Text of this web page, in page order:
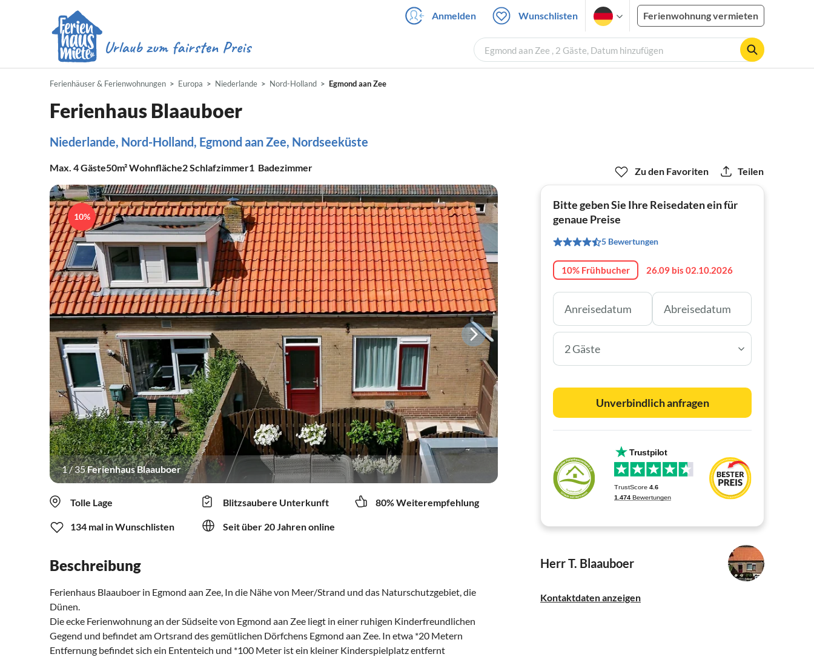
Anmelden Wunschlisten Ferienwohnung vermieten
Egmond aan Zee , 2 Gäste, Datum hinzufügen
Ferienhäuser & Ferienwohnungen Europa Niederlande Nord-Holland Egmond aan Zee
Ferienhaus Blaauboer
Niederlande, Nord-Holland, Egmond aan Zee, Nordseeküste
Max. 4Gäste50m²Wohnfläche2Schlafzimmer1 Badezimmer
1/35Ferienhaus Blaauboer
10%
Tolle Lage Blitzsaubere Unterkunft 80% Weiterempfehlung
134 mal in Wunschlisten Seit über 20 Jahren online
Beschreibung
Ferienhaus Blaauboer in Egmond aan Zee, In die Nähe von Meer/Strand und das Naturschutzgebiet, die
Dünen.
Die ecke Ferienwohnung an der Südseite von Egmond aan Zee liegt in einer ruhigen Kinderfreundlichen
Gegend und befindet am Ortsrand des gemütlichen Dörfchens Egmond aan Zee. In etwa *20 Metern
Entfernung befindet sich ein Ententeich und *100 Meter ist ein kleiner Kinderspielplatz entfernt
Zu den Favoriten Teilen
Bitte geben Sie Ihre Reisedaten ein für
genaue Preise
5 Bewertungen
10% Frühbucher 26.09 bis 02.10.2026
2 Gäste
Unverbindlich anfragen
Herr T. Blaauboer
Kontaktdaten anzeigen